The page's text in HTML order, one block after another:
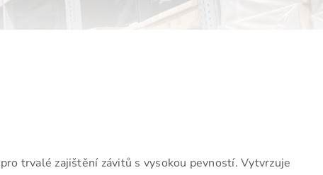
trvalé zajištění závitů s vysokou pevností. Vytvrzuje